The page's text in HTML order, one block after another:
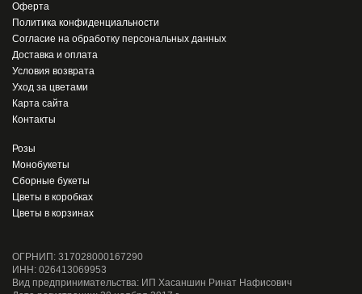
Оферта
Политика конфиденциальности
Согласие на обработку персональных данных
Доставка и оплата
Условия возврата
Уход за цветами
Карта сайта
Контакты
Розы
Монобукеты
Сборные букеты
Цветы в коробках
Цветы в корзинах
ОГРНИП: 317028000167290
ИНН: 026413069953
Вид предпринимательства: ИП Хасаншин Ринат Нафисович